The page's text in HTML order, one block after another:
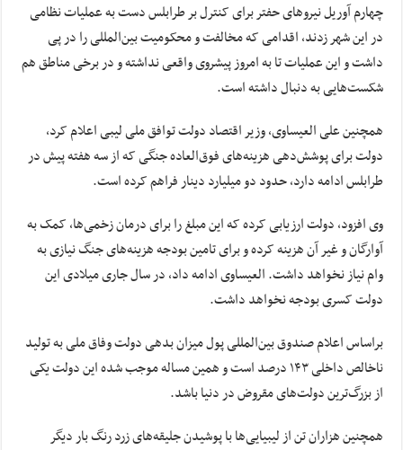
چهارم آوریل نیروهای حفتر برای کنترل بر طرابلس دست به عملیات نظامی
در این شهر زدند، اقدامی که مخالفت و محکومیت بین‌المللی را در پی
داشت و این عملیات تا به امروز پیشروی واقعی نداشته و در برخی مناطق هم
شکست‌هایی به دنبال داشته است.
همچنین علی العیساوی، وزیر اقتصاد دولت توافق ملی لیبی اعلام کرد،
دولت برای پوشش‌دهی هزینه‌های فوق‌العاده جنگی که از سه هفته پیش در
طرابلس ادامه دارد، حدود دو میلیارد دینار فراهم کرده است.
وی افزود،‌ دولت ارزیابی کرده که این مبلغ را برای درمان زخمی‌ها، کمک به
آوارگان و غیر آن هزینه کرده و برای تامین بودجه هزینه‌های جنگ نیازی به
وام نیاز نخواهد داشت. العیساوی ادامه داد، در سال جاری میلادی این
دولت کسری بودجه نخواهد داشت.
براساس اعلام صندوق بین‌المللی پول میزان بدهی دولت وفاق ملی به تولید
ناخالص داخلی ۱۴۳ درصد است و همین مساله موجب شده این دولت یکی
از بزرگ‌ترین دولت‌های مقروض در دنیا باشد.
همچنین هزاران تن از لیبیایی‌ها با پوشیدن جلیقه‌های زرد رنگ بار دیگر